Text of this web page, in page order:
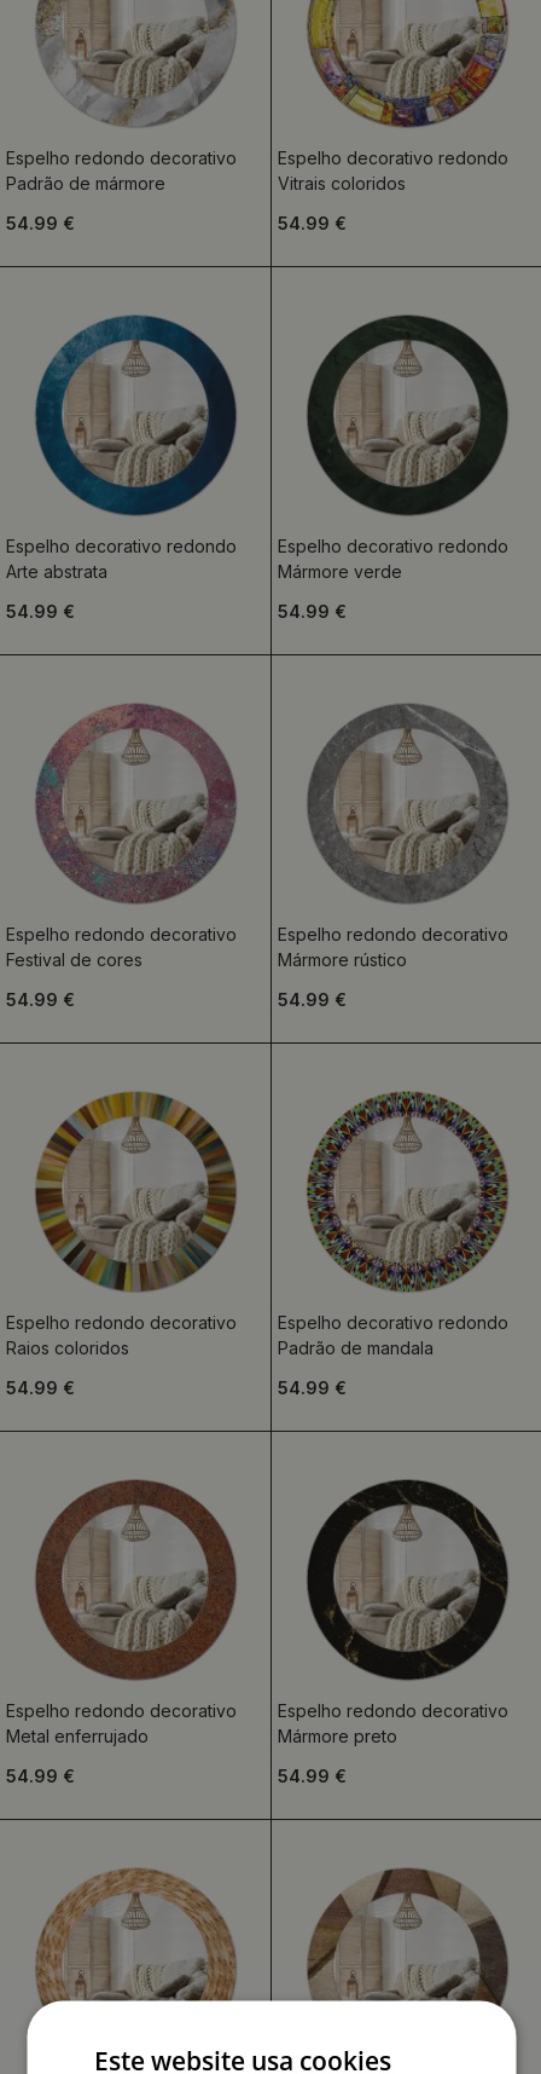
Espelho redondo decorativo
Padrão de mármore
54.99 €
Espelho decorativo redondo
Vitrais coloridos
54.99 €
Espelho decorativo redondo
Arte abstrata
54.99 €
Espelho decorativo redondo
Mármore verde
54.99 €
Espelho redondo decorativo
Festival de cores
54.99 €
Espelho redondo decorativo
Mármore rústico
54.99 €
Espelho redondo decorativo
Raios coloridos
54.99 €
Espelho decorativo redondo
Padrão de mandala
54.99 €
Espelho redondo decorativo
Metal enferrujado
54.99 €
Espelho redondo decorativo
Mármore preto
54.99 €
Este website usa cookies